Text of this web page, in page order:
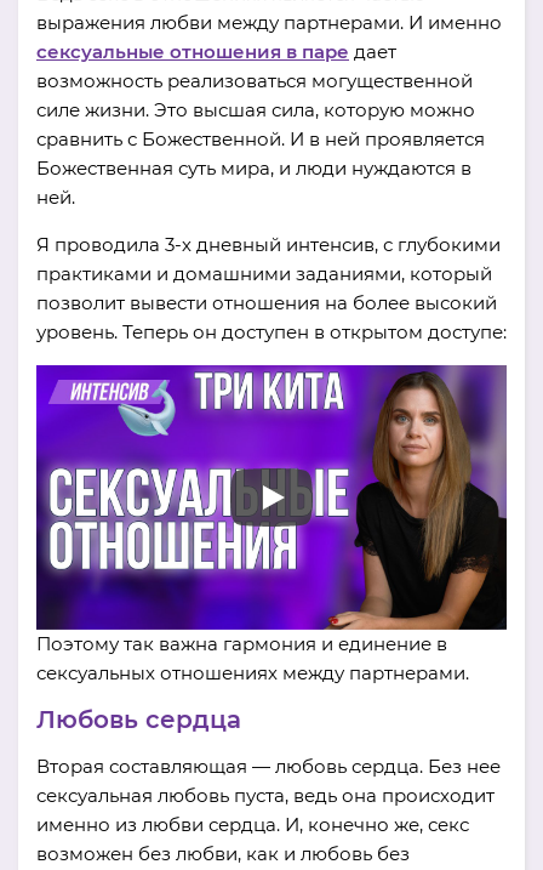
выражения любви между партнерами. И именно
сексуальные отношения в паре дает
возможность реализоваться могущественной
силе жизни. Это высшая сила, которую можно
сравнить с Божественной. И в ней проявляется
Божественная суть мира, и люди нуждаются в
ней.
Я проводила 3-х дневный интенсив, с глубокими
практиками и домашними заданиями, который
позволит вывести отношения на более высокий
уровень. Теперь он доступен в открытом доступе:
Поэтому так важна гармония и единение в
сексуальных отношениях между партнерами.
Любовь сердца
Вторая составляющая — любовь сердца. Без нее
сексуальная любовь пуста, ведь она происходит
именно из любви сердца. И, конечно же, секс
возможен без любви, как и любовь без